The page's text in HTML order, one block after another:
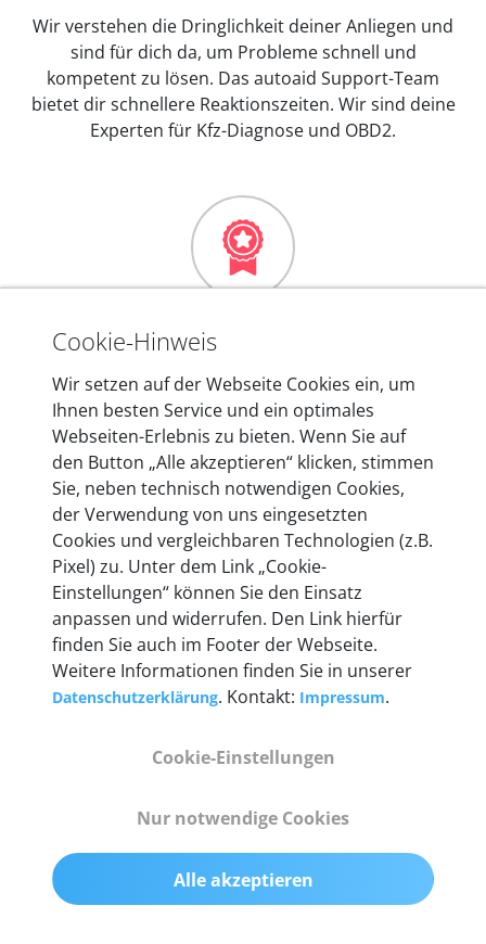
Wir verstehen die Dringlichkeit deiner Anliegen und
sind für dich da, um Probleme schnell und
kompetent zu lösen. Das autoaid Support-Team
bietet dir schnellere Reaktionszeiten. Wir sind deine
Experten für Kfz-Diagnose und OBD2.
Mehr als 10 Jahre Erfahrung
mehr als 10 Jahre Erfahrung, und auch in Zukunft
entwickeln wir unsere Produkte am Standort in
Berlin laufend weiter. Auf diese Qualität vertrauen
heute mehr als 60.000 Privatkunden und
Unternehmen.
Technische Details &
Lieferumfang
Abmessungen
Gewicht
200 g
Cookie-Hinweis
Wir setzen auf der Webseite Cookies ein, um
Ihnen besten Service und ein optimales
Webseiten-Erlebnis zu bieten. Wenn Sie auf
den Button „Alle akzeptieren“ klicken, stimmen
Sie, neben technisch notwendigen Cookies,
der Verwendung von uns eingesetzten
Cookies und vergleichbaren Technologien (z.B.
Pixel) zu. Unter dem Link „Cookie-
Einstellungen“ können Sie den Einsatz
anpassen und widerrufen. Den Link hierfür
finden Sie auch im Footer der Webseite.
Weitere Informationen finden Sie in unserer
Datenschutzerklärung. Kontakt: Impressum.
Cookie-Einstellungen
Nur notwendige Cookies
Alle akzeptieren